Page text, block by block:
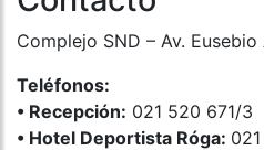
Complejo SND – Av.
Teléfonos:
•⁠ ⁠Recepción: 021 520 671/3
•⁠ ⁠Hotel Deportista Róga: